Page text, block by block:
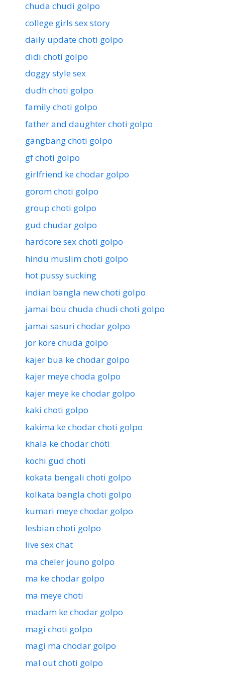
chuda chudi golpo
college girls sex story
daily update choti golpo
didi choti golpo
doggy style sex
dudh choti golpo
family choti golpo
father and daughter choti golpo
gangbang choti golpo
gf choti golpo
girlfriend ke chodar golpo
gorom choti golpo
group choti golpo
gud chudar golpo
hardcore sex choti golpo
hindu muslim choti golpo
hot pussy sucking
indian bangla new choti golpo
jamai bou chuda chudi choti golpo
jamai sasuri chodar golpo
jor kore chuda golpo
kajer bua ke chodar golpo
kajer meye choda golpo
kajer meye ke chodar golpo
kaki choti golpo
kakima ke chodar choti golpo
khala ke chodar choti
kochi gud choti
kokata bengali choti golpo
kolkata bangla choti golpo
kumari meye chodar golpo
lesbian choti golpo
live sex chat
ma cheler jouno golpo
ma ke chodar golpo
ma meye choti
madam ke chodar golpo
magi choti golpo
magi ma chodar golpo
mal out choti golpo